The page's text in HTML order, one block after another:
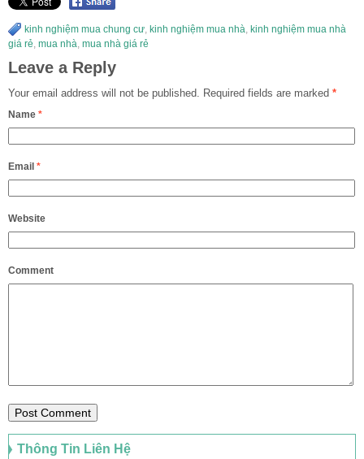
kinh nghiệm mua chung cư, kinh nghiệm mua nhà, kinh nghiệm mua nhà
giá rẻ, mua nhà, mua nhà giá rẻ
Leave a Reply
Your email address will not be published. Required fields are marked *
Name *
Email *
Website
Comment
Thông Tin Liên Hệ